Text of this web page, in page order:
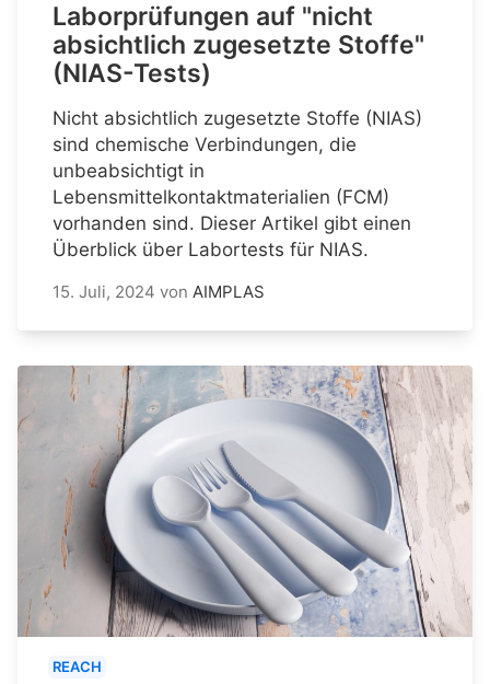
Laborprüfungen auf "nicht
absichtlich zugesetzte Stoffe"
(NIAS-Tests)
Nicht absichtlich zugesetzte Stoffe (NIAS)
sind chemische Verbindungen, die
unbeabsichtigt in
Lebensmittelkontaktmaterialien (FCM)
vorhanden sind. Dieser Artikel gibt einen
Überblick über Labortests für NIAS.
15. Juli, 2024 von AIMPLAS
REACH